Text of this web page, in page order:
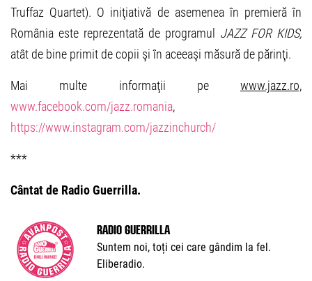
Truffaz Quartet). O iniţiativă de asemenea în premieră în
România este reprezentată de programul JAZZ FOR KIDS,
atât de bine primit de copii şi în aceeaşi măsură de părinţi.
Mai multe informaţii pe www.jazz.ro,
www.facebook.com/jazz.romania,
https://www.instagram.com/jazzinchurch/
***
Cântat de Radio Guerrilla.
Radio Guerrilla
Suntem noi, toți cei care gândim la fel.
Eliberadio.